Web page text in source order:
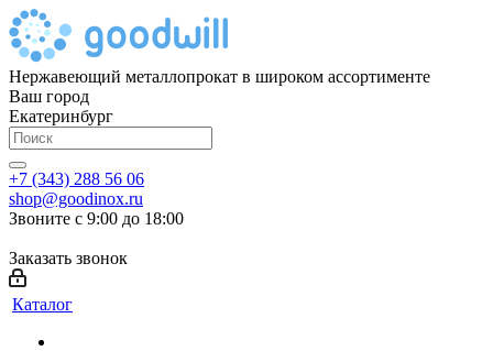
Нержавеющий металлопрокат в широком ассортименте
Ваш город
Екатеринбург
+7 (343) 288 56 06
shop@goodinox.ru
Звоните с 9:00 до 18:00
Заказать звонок
Каталог